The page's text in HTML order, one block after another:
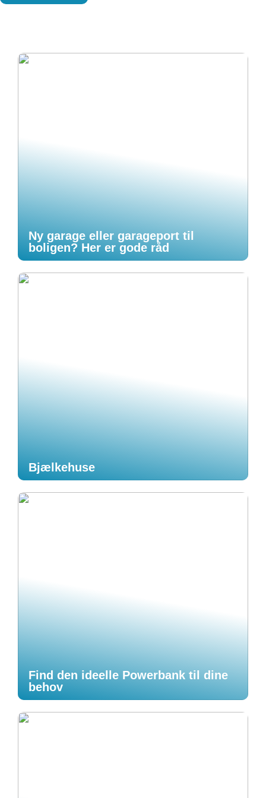
Ny garage eller garageport til
boligen? Her er gode råd
Bjælkehuse
Find den ideelle Powerbank til dine
behov